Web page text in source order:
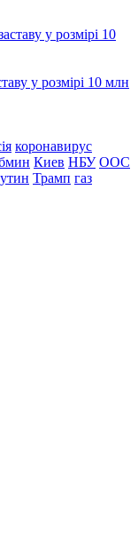
у розмірі 10 млн
коронавирус
Киев НБУ ООС
Трамп газ